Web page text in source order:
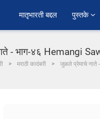
﻿मातृभारती बद्दल पुस्तके
- भाग-४६ Hemangi
मराठी कादंबरी जुळले प्रेमाचे नाते